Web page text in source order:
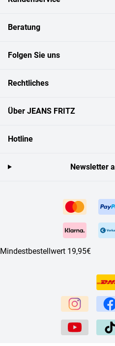
Beratung
Folgen Sie uns
Rechtliches
Über JEANS FRITZ
Hotline
Mindestbestellwert 19,95€
Newsletter